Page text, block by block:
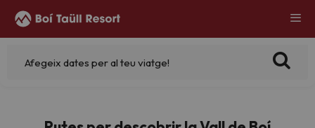
Afegeix dates per al teu viatge!